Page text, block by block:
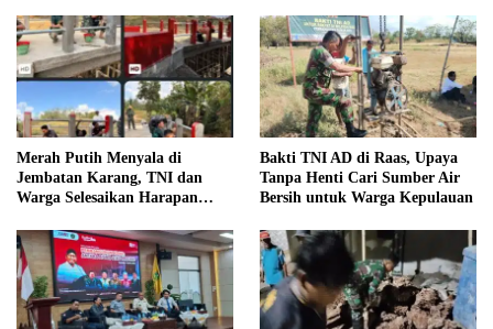
Merah Putih Menyala di
Jembatan Karang, TNI dan
Warga Selesaikan Harapan
Bakti TNI AD di Raas, Upaya
Tanpa Henti Cari Sumber Air
Bersih untuk Warga Kepulauan